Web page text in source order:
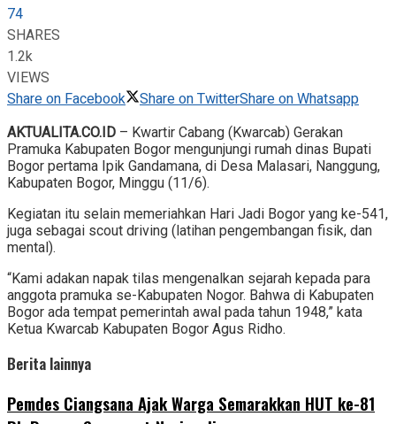
74
SHARES
1.2k
VIEWS
Share on Facebook
Share on TwitterShare on Whatsapp
AKTUALITA.CO.ID – Kwartir Cabang (Kwarcab) Gerakan
Pramuka Kabupaten Bogor mengunjungi rumah dinas Bupati
Bogor pertama Ipik Gandamana, di Desa Malasari, Nanggung,
Kabupaten Bogor, Minggu (11/6).
Kegiatan itu selain memeriahkan Hari Jadi Bogor yang ke-541,
juga sebagai scout driving (latihan pengembangan fisik, dan
mental).
“Kami adakan napak tilas mengenalkan sejarah kepada para
anggota pramuka se-Kabupaten Nogor. Bahwa di Kabupaten
Bogor ada tempat pemerintah awal pada tahun 1948,” kata
Ketua Kwarcab Kabupaten Bogor Agus Ridho.
Berita lainnya
Pemdes Ciangsana Ajak Warga Semarakkan HUT ke-81